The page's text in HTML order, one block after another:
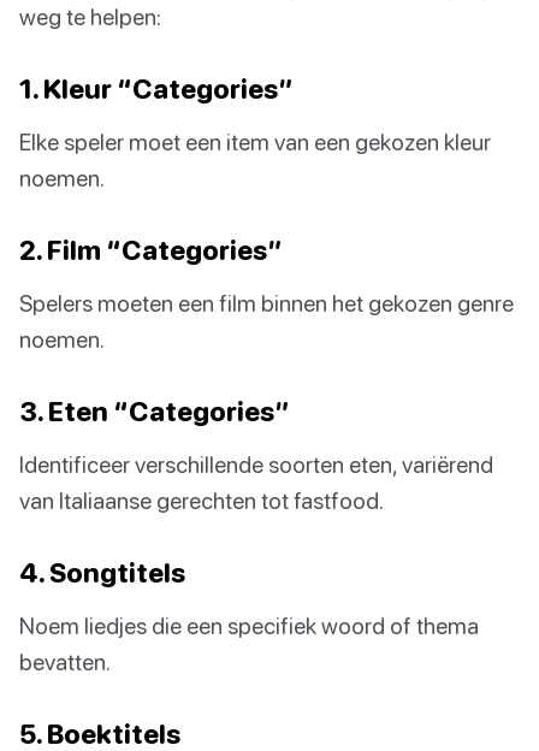
weg te helpen:
1. Kleur “Categories”
Elke speler moet een item van een gekozen kleur
noemen.
2. Film “Categories”
Spelers moeten een film binnen het gekozen genre
noemen.
3. Eten “Categories”
Identificeer verschillende soorten eten, variërend
van Italiaanse gerechten tot fastfood.
4. Songtitels
Noem liedjes die een specifiek woord of thema
bevatten.
5. Boektitels